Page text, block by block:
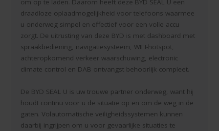
om op te laden. Daarom heeft deze BYD SEAL U een
draadloze oplaadmogelijkheid voor telefoons waarmee
u onderweg simpel en effectief voor een volle accu
zorgt. De uitrusting van deze BYD is met dashboard met
spraakbediening, navigatiesysteem, WIFI-hotspot,
achteropkomend verkeer waarschuwing, electronic
climate control en DAB ontvangst behoorlijk compleet.
De BYD SEAL U is uw trouwe partner onderweg, want hij
houdt continu voor u de situatie op en om de weg in de
gaten. Volautomatische veiligheidssystemen kunnen
daarbij ingrijpen om u voor gevaarlijke situaties te